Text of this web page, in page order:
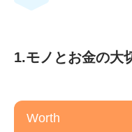
1.モノとお金の大
Worth